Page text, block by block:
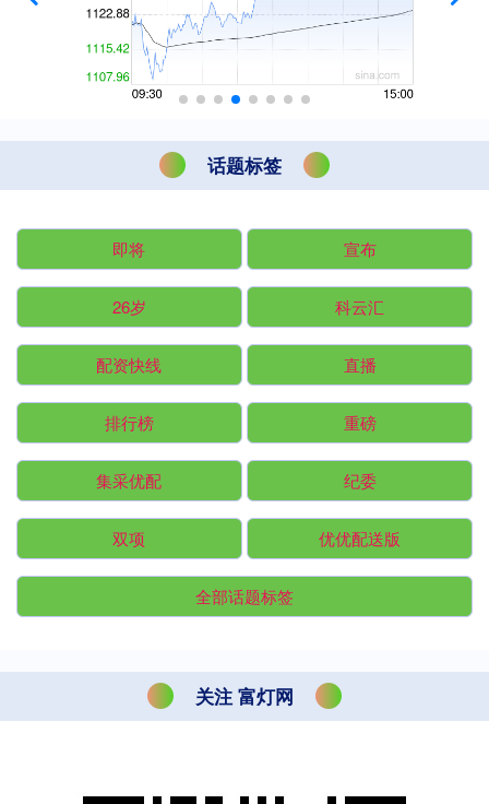
话题标签
即将 宣布
26岁 科云汇
配资快线 直播
排行榜 重磅
集采优配 纪委
双项 优优配送版
全部话题标签
关注 富灯网